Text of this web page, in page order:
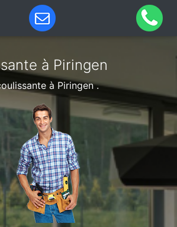
à Piringen
à Piringen .